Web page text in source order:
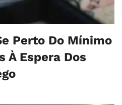
Perto Do Mínimo
À Espera Dos